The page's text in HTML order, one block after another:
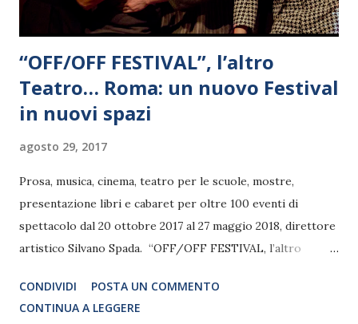
“OFF/OFF FESTIVAL”, l’altro
Teatro… Roma: un nuovo Festival
in nuovi spazi
agosto 29, 2017
Prosa, musica, cinema, teatro per le scuole, mostre,
presentazione libri e cabaret per oltre 100 eventi di
spettacolo dal 20 ottobre 2017 al 27 maggio 2018, direttore
artistico Silvano Spada. “OFF/OFF FESTIVAL, l’altro
attori e registi siano protagonisti al centro della vita del
Teatro insieme ai grandi nomi, da Piera Degli Esposti a
CONDIVIDI
POSTA UN COMMENTO
CONTINUA A LEGGERE